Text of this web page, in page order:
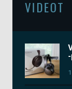
VIDEOT